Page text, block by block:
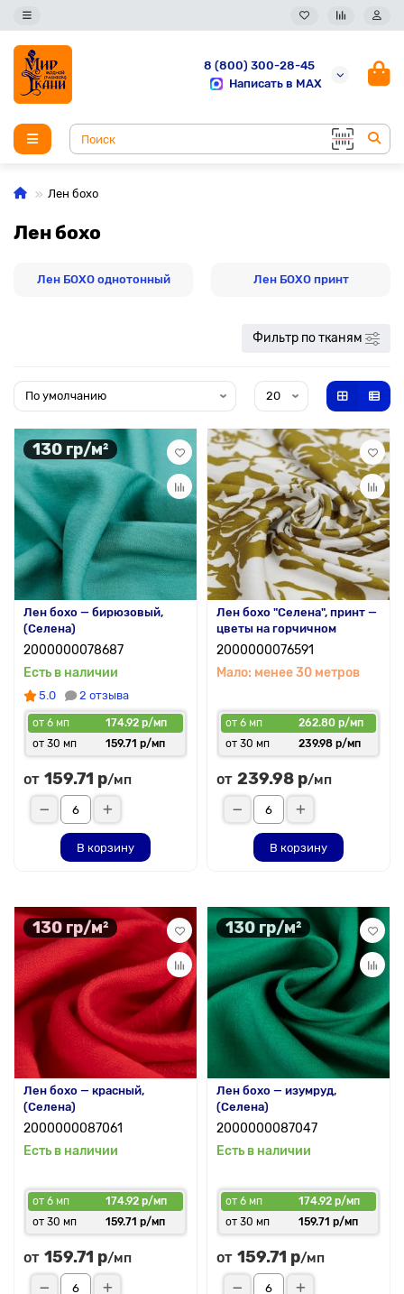
8 (800) 300-28-45
Написать в MAX
Лен бохо
Лен бохо
Лен БОХО однотонный Лен БОХО принт
Фильтр по тканям
130 гр/м²
Лен бохо — бирюзовый,
(Селена)
2000000078687
Есть в наличии
5.0 2 отзыва
от 6 мп
174.92 р/мп
от 30 мп
159.71 р/мп
от 159.71 р/мп
В корзину
Лен бохо "Селена", принт —
цветы на горчичном
2000000076591
Мало: менее 30 метров
от 6 мп
262.80 р/мп
от 30 мп
239.98 р/мп
от 239.98 р/мп
В корзину
130 гр/м²
Лен бохо — красный,
(Селена)
2000000087061
Есть в наличии
от 6 мп
174.92 р/мп
от 30 мп
159.71 р/мп
от 159.71 р/мп
130 гр/м²
Лен бохо — изумруд,
(Селена)
2000000087047
Есть в наличии
от 6 мп
174.92 р/мп
от 30 мп
159.71 р/мп
от 159.71 р/мп